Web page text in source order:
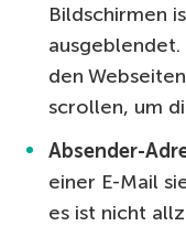
Bildschirmen
ausgeblendet.
den
scrollen, um
Absender-
einer E-Mail
es ist nicht